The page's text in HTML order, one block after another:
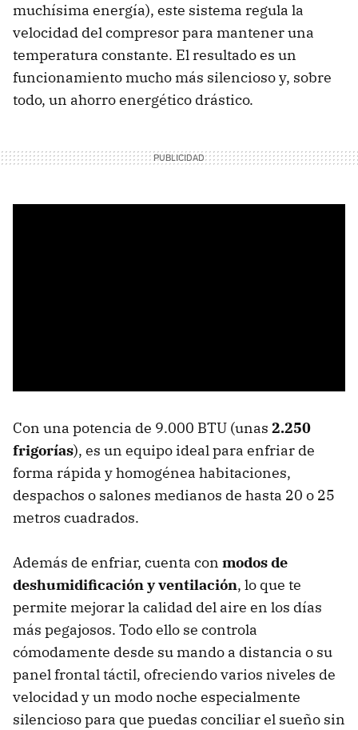
muchísima energía), este sistema regula la
velocidad del compresor para mantener una
temperatura constante. El resultado es un
funcionamiento mucho más silencioso y, sobre
todo, un ahorro energético drástico.
Con una potencia de 9.000 BTU (unas 2.250
frigorías), es un equipo ideal para enfriar de
forma rápida y homogénea habitaciones,
despachos o salones medianos de hasta 20 o 25
metros cuadrados.
Además de enfriar, cuenta con modos de
deshumidificación y ventilación, lo que te
permite mejorar la calidad del aire en los días
más pegajosos. Todo ello se controla
cómodamente desde su mando a distancia o su
panel frontal táctil, ofreciendo varios niveles de
velocidad y un modo noche especialmente
silencioso para que puedas conciliar el sueño sin